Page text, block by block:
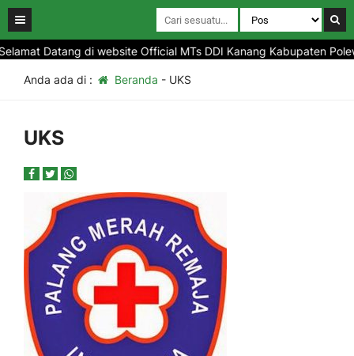
Datang di website Official MTs DDI Kanang Kabupaten
Anda ada di : Beranda - UKS
UKS